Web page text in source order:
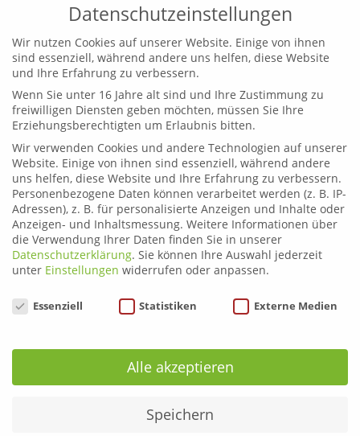
Telefon: 03842 44254
Email:fahrschule.leoben@plonner.at
Liezen
Telefon: 03612 21222
Email:fahrschule.liezen@plonner.at
Öffnungszeiten
Liezen: Montag bis Donnerstag: 9.00 – 12.00 und 13.00 –
17.00 Uhr
Freitag: 9.00 – 12.00 und 13.00 – 15.00 Uhr
Leoben: Montag bis Donnerstag: 9.00 – 12.00 und 13.00
– 17.00 Uhr
Datenschutzeinstellungen
Wir nutzen Cookies auf unserer Website. Einige von ihnen
sind essenziell, während andere uns helfen, diese Website
und Ihre Erfahrung zu verbessern.
Wenn Sie unter 16 Jahre alt sind und Ihre Zustimmung zu
freiwilligen Diensten geben möchten, müssen Sie Ihre
Erziehungsberechtigten um Erlaubnis bitten.
Wir verwenden Cookies und andere Technologien auf unserer
Website. Einige von ihnen sind essenziell, während andere
uns helfen, diese Website und Ihre Erfahrung zu verbessern.
Personenbezogene Daten können verarbeitet werden (z. B. IP-
Adressen), z. B. für personalisierte Anzeigen und Inhalte oder
Anzeigen- und Inhaltsmessung. Weitere Informationen über
die Verwendung Ihrer Daten finden Sie in unserer
Datenschutzerklärung. Sie können Ihre Auswahl jederzeit
unter Einstellungen widerrufen oder anpassen.
Datenschutzeinstellungen
Essenziell Statistiken Externe Medien
Alle akzeptieren
Speichern